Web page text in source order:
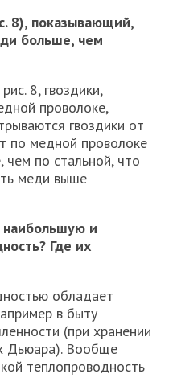
8), показывающий,
больше, чем
8, гвоздики,
проволоке,
гвоздики от
по медной проволоке
чем по стальной, что
меди выше
и
Где их
обладает
в быту
(при хранении
Дьюара). Вообще
теплопроводность